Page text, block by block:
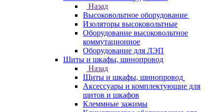
Назад
Высоковольтное оборудование
Изоляторы высоковольтные
Оборудование высоковольтное
коммутационное
Оборудование для ЛЭП
Щиты и шкафы, шинопровод
Назад
Щиты и шкафы, шинопровод
Аксессуары и комплектующие для
щитов и шкафов
Клеммные зажимы